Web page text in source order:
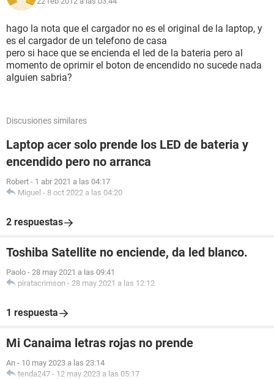
hago la nota que el cargador no es el original de la laptop, y
es el cargador de un telefono de casa
pero si hace que se encienda el led de la bateria pero al
momento de oprimir el boton de encendido no sucede nada
alguien sabria?
Discusiones similares
Laptop acer solo prende los LED de bateria y
encendido pero no arranca
Robert - 1 abr 2021 a las 04:17
Miguel - 8 oct 2022 a las 04:20
2 respuestas
Toshiba Satellite no enciende, da led blanco.
Paolo - 28 may 2021 a las 09:41
piratacrimson - 28 may 2021 a las 12:12
1 respuesta
Mi Canaima letras rojas no prende
An - 10 may 2023 a las 23:14
tenda247 - 12 may 2023 a las 05:17